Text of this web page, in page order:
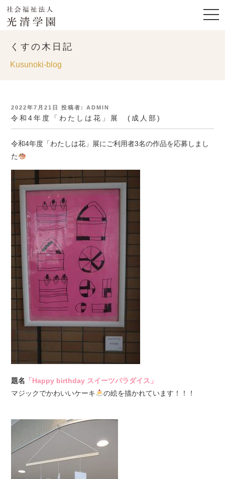
くすの木日記
Kusunoki-blog
投
稿
日:
2022年7月21日 投稿者:ADMIN
令和4年度「わたしは花」展 (成人部)
令和4年度「わたしは花」展にご利用者3名の作品を応募しまし
た
題名 「Happy birthday スイーツパラダイス」
マジックでかわいいケーキ
の絵を描かれています！！！